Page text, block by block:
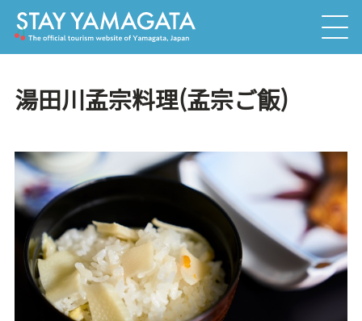
湯田川孟宗料理(孟宗ご飯)